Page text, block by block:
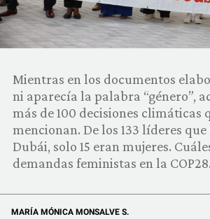
Mientras en los documentos
ni aparecía la palabra “género”,
más de 100 decisiones climáticas
mencionan. De los 133 líderes
Dubái, solo 15 eran mujeres.
demandas feministas en la COP28.
MARÍA MÓNICA MONSALVE S.